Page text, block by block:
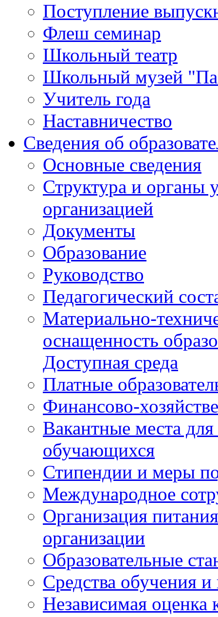
Поступление
Флеш семинар
Школьный театр
Школьный музей
Учитель года
Наставничество
Сведения об
Основные сведения
Структура и органы
организацией
Документы
Образование
Руководство
Педагогический
Материально-
оснащенность
Доступная среда
Платные
Финансово-
Вакантные места
обучающихся
Стипендии и меры
Международное
Организация
организации
Образовательные
Средства обучения и
Независимая оценка